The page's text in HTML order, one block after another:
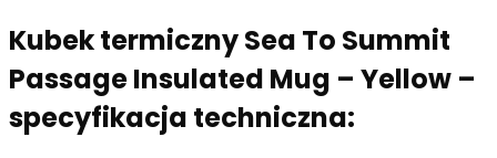
Kubek termiczny Sea To Summit
Passage Insulated Mug – Yellow –
specyfikacja techniczna: